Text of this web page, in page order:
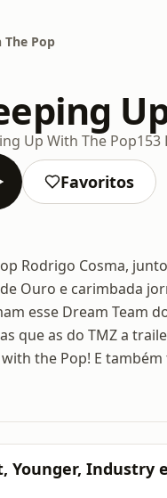
The Pop
Up With The Pop153
Favoritos
Rodrigo Cosma,
Ouro e carimbada
esse Dream Team
que as do TMZ a
the Pop! E
Younger, Industry